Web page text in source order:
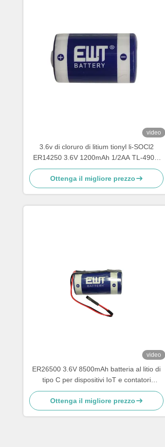
video
3.6v di cloruro di litium tionyl li-SOCl2
ER14250 3.6V 1200mAh 1/2AA TL-4902,
TLL-5902, LS14250, XL-050F, SB-AA02,
PT-2150
Ottenga il migliore prezzo
video
ER26500 3.6V 8500mAh batteria al litio di
tipo C per dispositivi IoT e contatori
industriali
Ottenga il migliore prezzo